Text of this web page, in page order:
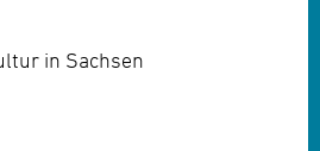
in Sachsen